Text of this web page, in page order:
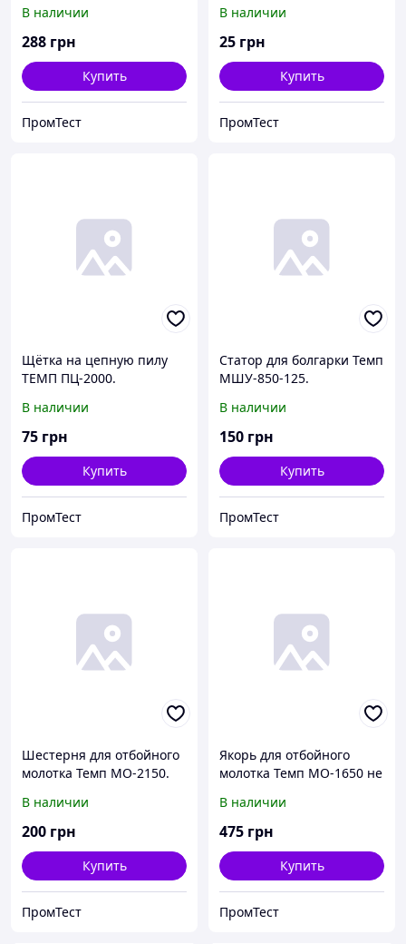
В наличии
288 грн
Купить
ПромТест
В наличии
25 грн
Купить
ПромТест
Щётка на цепную пилу
ТЕМП ПЦ-2000.
В наличии
75 грн
Купить
ПромТест
Статор для болгарки Темп
МШУ-850-125.
В наличии
150 грн
Купить
ПромТест
Шестерня для отбойного
молотка Темп МО-2150.
В наличии
200 грн
Купить
ПромТест
Якорь для отбойного
молотка Темп МО-1650 не
В наличии
475 грн
Купить
ПромТест